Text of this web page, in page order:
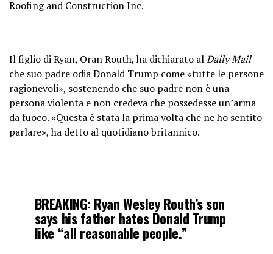
Roofing and Construction Inc.
Il figlio di Ryan, Oran Routh, ha dichiarato alDaily Mail
che suo padre odia Donald Trump come «tutte le persone
ragionevoli», sostenendo che suo padre non è una
persona violenta e non credeva che possedesse un’arma
da fuoco. «Questa è stata la prima volta che ne ho sentito
parlare», ha detto al quotidiano britannico.
BREAKING: Ryan Wesley Routh’s son
says his father hates Donald Trump
like “all reasonable people.”